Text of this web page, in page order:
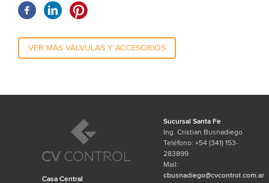
VER MÁS VÁLVULAS Y ACCESORIOS
Casa Central
Sucursal Santa Fe
Ing. Cristian Busnadiego
Teléfono: +54 (341) 153-
283899
Mail:
cbusnadiego@cvcontrol.com.ar